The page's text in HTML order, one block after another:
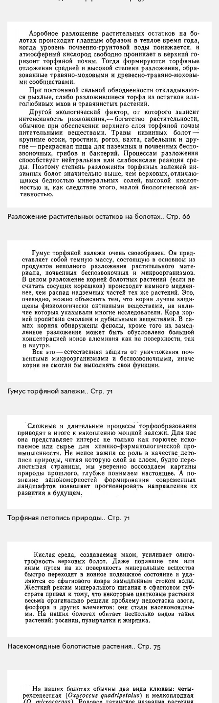
Разложение растительных остатков на болотах.. Стр. 66
Гумус торфяной залежи.. Стр. 71
Торфяная летопись природы.. Стр. 71
Насекомоядные болотистые растения.. Стр. 75